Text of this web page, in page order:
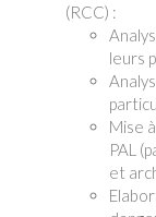
(RCC) :
leurs
Mise
PAL
et